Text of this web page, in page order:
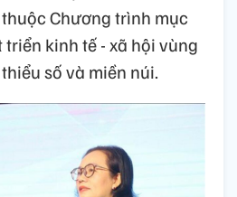
Chương trình mục
kinh tế - xã hội vùng
số và miền núi.